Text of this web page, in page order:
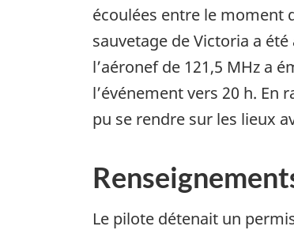
écoulées entre le moment
sauvetage de Victoria a
l’aéronef de 121,5 MHz a
l’événement vers 20 h. En
pu se rendre sur les lieux
Le pilote détenait un